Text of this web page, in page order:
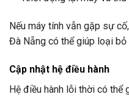
Nếu máy tính vẫn gặp sự
Đà Nẵng có thể giúp loại bỏ
Cập nhật hệ điều hành
Hệ điều hành lỗi thời có